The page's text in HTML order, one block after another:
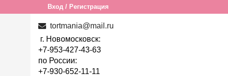
Вход / Регистрация
tortmania@mail.ru
г. Новомосковск:
+7-953-427-43-63
по России:
+7-930-652-11-11